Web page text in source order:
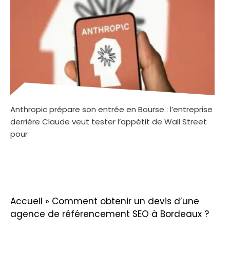
Anthropic prépare son entrée en Bourse : l’entreprise
derrière Claude veut tester l’appétit de Wall Street
pour
Accueil » Comment obtenir un devis d’une
agence de référencement SEO à Bordeaux ?